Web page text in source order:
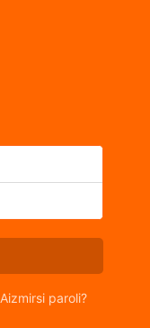
Aizmirsi paroli?